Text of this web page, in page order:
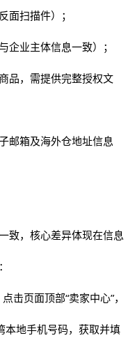
面扫描件）；
企业主体信息一致）；
品，需提供完整授权文
邮箱及海外仓地址信息
致，核心差异体现在信息
击页面顶部“卖家中心”，
本地手机号码，获取并填